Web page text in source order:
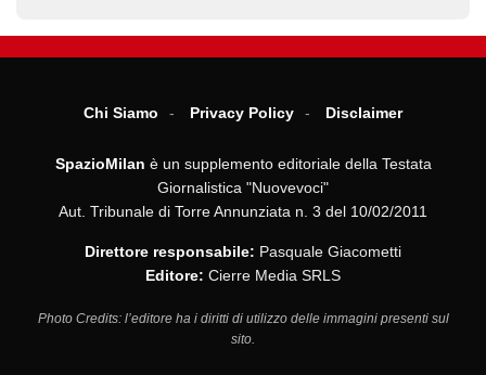
Chi Siamo Privacy Policy Disclaimer
SpazioMilan è un supplemento editoriale della Testata
Giornalistica "Nuovevoci"
Aut. Tribunale di Torre Annunziata n. 3 del 10/02/2011
Direttore responsabile: Pasquale Giacometti
Editore: Cierre Media SRLS
Photo Credits: l’editore ha i diritti di utilizzo delle immagini presenti sul
sito.